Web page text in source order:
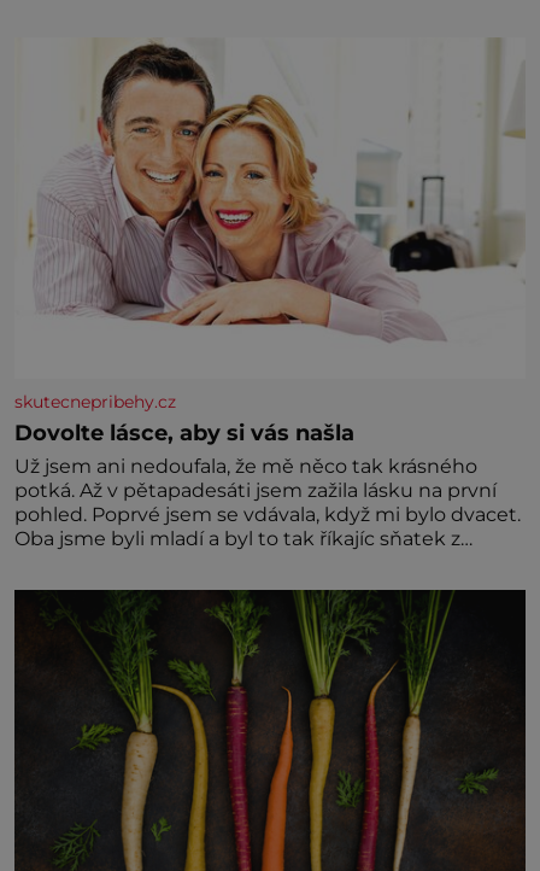
skutecnepribehy.cz
Dovolte lásce, aby si vás našla
Už jsem ani nedoufala, že mě něco tak krásného
potká. Až v pětapadesáti jsem zažila lásku na první
pohled. Poprvé jsem se vdávala, když mi bylo dvacet.
Oba jsme byli mladí a byl to tak říkajíc sňatek z
zaopatřený mladý muž. Manželství nám oběma moc
nesvědčilo, brzy jsme zjistili, že